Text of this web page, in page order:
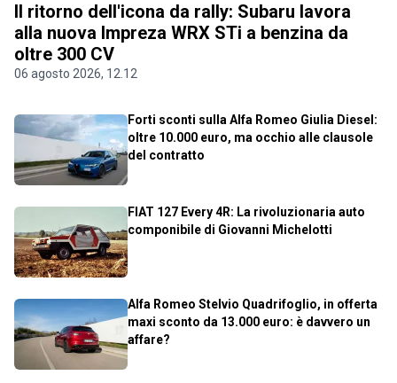
Il ritorno dell'icona da rally: Subaru lavora
alla nuova Impreza WRX STi a benzina da
oltre 300 CV
06 agosto 2026, 12.12
Forti sconti sulla Alfa Romeo Giulia Diesel:
oltre 10.000 euro, ma occhio alle clausole
del contratto
FIAT 127 Every 4R: La rivoluzionaria auto
componibile di Giovanni Michelotti
Alfa Romeo Stelvio Quadrifoglio, in offerta
maxi sconto da 13.000 euro: è davvero un
affare?